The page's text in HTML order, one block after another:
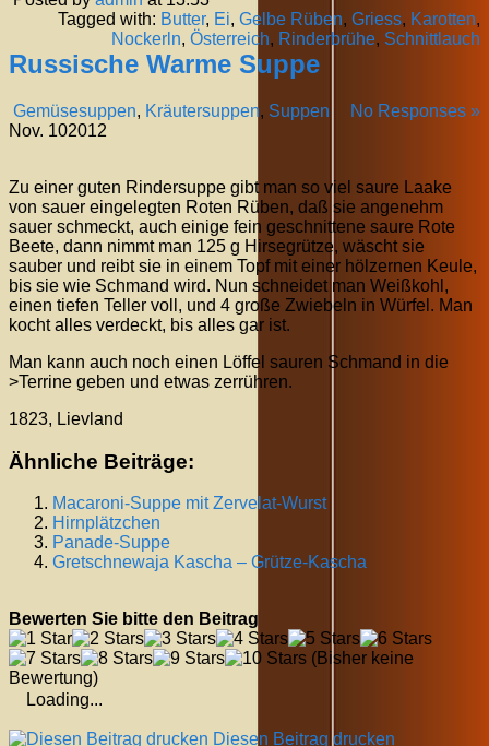
Tagged with: Butter, Ei, Gelbe Rüben, Griess, Karotten,
Nockerln, Österreich, Rinderbrühe, Schnittlauch
Russische Warme Suppe
Gemüsesuppen, Kräutersuppen, Suppen
No Responses »
Nov. 102012
Zu einer guten Rindersuppe gibt man so viel saure Laake
von sauer eingelegten Roten Rüben, daß sie angenehm
sauer schmeckt, auch einige fein geschnittene saure Rote
Beete, dann nimmt man 125 g Hirsegrütze, wäscht sie
sauber und reibt sie in einem Topf mit einer hölzernen Keule,
bis sie wie Schmand wird. Nun schneidet man Weißkohl,
einen tiefen Teller voll, und 4 große Zwiebeln in Würfel. Man
kocht alles verdeckt, bis alles gar ist.
Man kann auch noch einen Löffel sauren Schmand in die
>Terrine geben und etwas zerrühren.
1823, Lievland
Ähnliche Beiträge:
Macaroni-Suppe mit Zervelat-Wurst
Hirnplätzchen
Panade-Suppe
Gretschnewaja Kascha – Grütze-Kascha
Bewerten Sie bitte den Beitrag
(Bisher keine
Bewertung)
Loading...
Diesen Beitrag drucken